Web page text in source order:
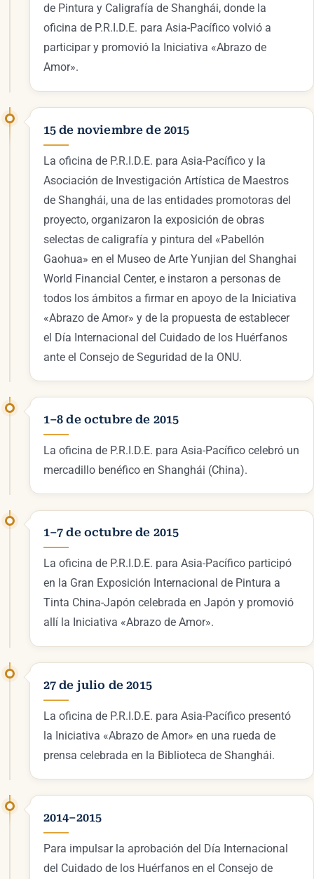
de Pintura y Caligrafía de Shanghái, donde la
oficina de P.R.I.D.E. para Asia-Pacífico volvió a
participar y promovió la Iniciativa «Abrazo de
Amor».
15 de noviembre de 2015
La oficina de P.R.I.D.E. para Asia-Pacífico y la
Asociación de Investigación Artística de Maestros
de Shanghái, una de las entidades promotoras del
proyecto, organizaron la exposición de obras
selectas de caligrafía y pintura del «Pabellón
Gaohua» en el Museo de Arte Yunjian del Shanghai
World Financial Center, e instaron a personas de
todos los ámbitos a firmar en apoyo de la Iniciativa
«Abrazo de Amor» y de la propuesta de establecer
el Día Internacional del Cuidado de los Huérfanos
ante el Consejo de Seguridad de la ONU.
1–8 de octubre de 2015
La oficina de P.R.I.D.E. para Asia-Pacífico celebró un
mercadillo benéfico en Shanghái (China).
1–7 de octubre de 2015
La oficina de P.R.I.D.E. para Asia-Pacífico participó
en la Gran Exposición Internacional de Pintura a
Tinta China-Japón celebrada en Japón y promovió
allí la Iniciativa «Abrazo de Amor».
27 de julio de 2015
La oficina de P.R.I.D.E. para Asia-Pacífico presentó
la Iniciativa «Abrazo de Amor» en una rueda de
prensa celebrada en la Biblioteca de Shanghái.
2014–2015
Para impulsar la aprobación del Día Internacional
del Cuidado de los Huérfanos en el Consejo de